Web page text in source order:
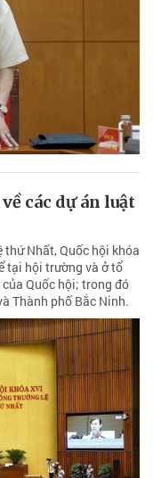
các dự án luật
Nhất, Quốc hội khóa
tại hội trường và ở tổ
Quốc hội; trong đó
Thành phố Bắc Ninh.